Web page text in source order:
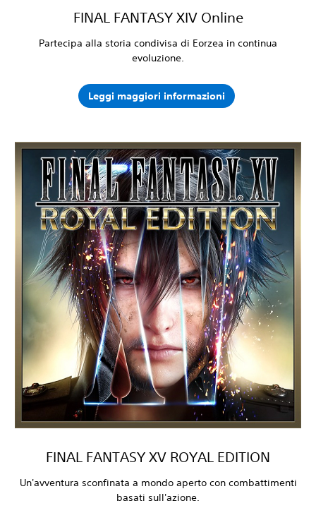
FINAL FANTASY XIV Online
Partecipa alla storia condivisa di Eorzea in continua
evoluzione.
Leggi maggiori informazioni
FINAL FANTASY XV ROYAL EDITION
Un'avventura sconfinata a mondo aperto con combattimenti
basati sull'azione.